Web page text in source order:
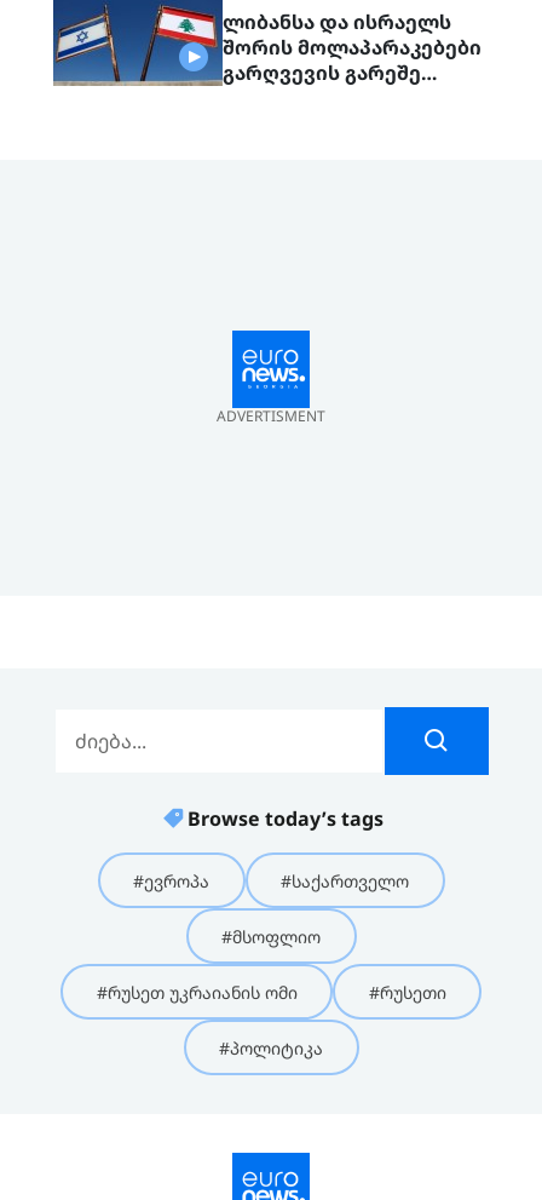
ლიბანსა და ისრაელს
შორის მოლაპარაკებები
გარღვევის გარეშე
ADVERTISMENT
Browse today’s tags
#ევროპა #საქართველო
#მსოფლიო
#რუსეთ უკრაიანის ომი #რუსეთი
#პოლიტიკა